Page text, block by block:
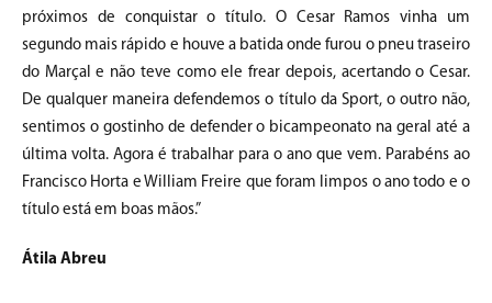
próximos de conquistar o título. O Cesar Ramos vinha um
segundo mais rápido e houve a batida onde furou o pneu traseiro
do Marçal e não teve como ele frear depois, acertando o Cesar.
De qualquer maneira defendemos o título da Sport, o outro não,
sentimos o gostinho de defender o bicampeonato na geral até a
última volta. Agora é trabalhar para o ano que vem. Parabéns ao
Francisco Horta e William Freire que foram limpos o ano todo e o
título está em boas mãos.”
Átila Abreu